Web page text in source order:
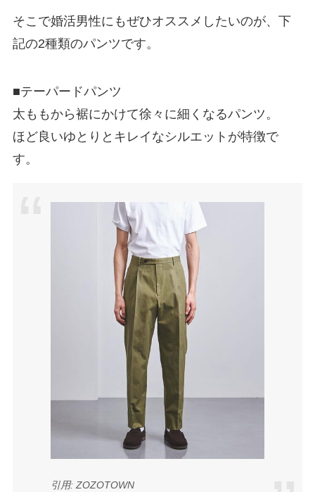
そこで婚活男性にもぜひオススメしたいのが、下
記の2種類のパンツです。
■テーパードパンツ
太ももから裾にかけて徐々に細くなるパンツ。
ほど良いゆとりとキレイなシルエットが特徴で
す。
引用: ZOZOTOWN